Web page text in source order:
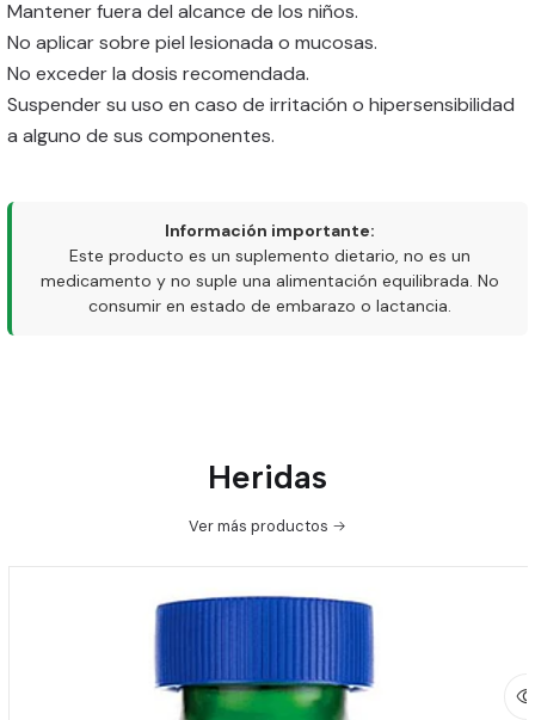
Mantener fuera del alcance de los niños.
No aplicar sobre piel lesionada o mucosas.
No exceder la dosis recomendada.
Suspender su uso en caso de irritación o hipersensibilidad
a alguno de sus componentes.
Información importante:
Este producto es un suplemento dietario, no es un
medicamento y no suple una alimentación equilibrada. No
consumir en estado de embarazo o lactancia.
Heridas
Ver más productos